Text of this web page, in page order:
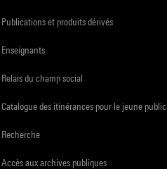
Publications et produits dérivés
Enseignants
Relais du champ social
Catalogue des itinérances pour le jeune public
Recherche
Accès aux archives publiques